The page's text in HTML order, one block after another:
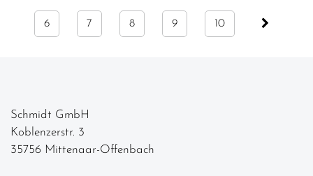
6 7 8 9 10
Schmidt GmbH
Koblenzerstr. 3
35756 Mittenaar-Offenbach